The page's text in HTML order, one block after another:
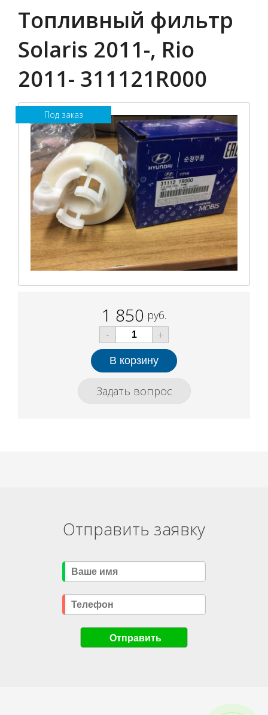
Топливный фильтр
Solaris 2011-, Rio
2011- 311121R000
Под заказ
1 850 руб.
-
+
Задать вопрос
Отправить заявку